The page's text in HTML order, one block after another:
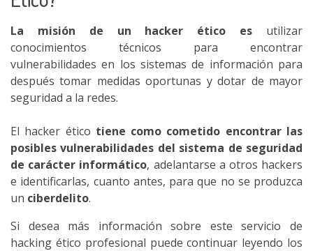
La misión de un hacker ético es utilizar
conocimientos técnicos para encontrar
vulnerabilidades en los sistemas de información para
después tomar medidas oportunas y dotar de mayor
seguridad a la redes.
El hacker ético tiene como cometido encontrar las
posibles vulnerabilidades del sistema de seguridad
de carácter informático, adelantarse a otros hackers
e identificarlas, cuanto antes, para que no se produzca
un ciberdelito.
Si desea más información sobre este servicio de
hacking ético profesional puede continuar leyendo los